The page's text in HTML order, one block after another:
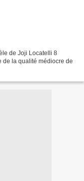
de Joji Locatelli 8
de la qualité médiocre de